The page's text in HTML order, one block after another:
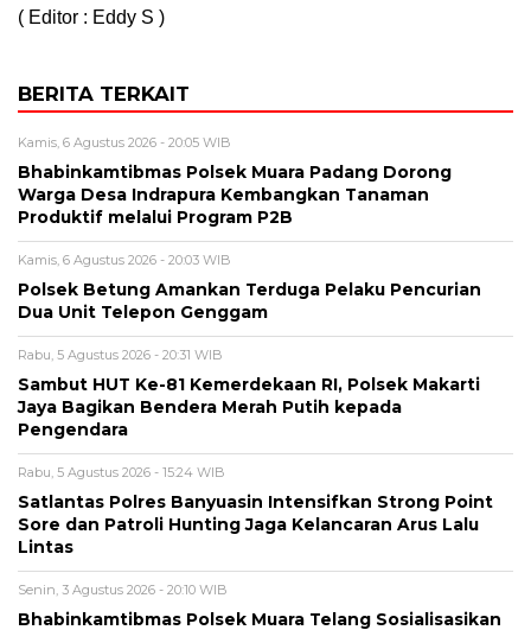
( Editor : Eddy S )
BERITA TERKAIT
Kamis, 6 Agustus 2026 - 20:05 WIB
Bhabinkamtibmas Polsek Muara Padang Dorong
Warga Desa Indrapura Kembangkan Tanaman
Produktif melalui Program P2B
Kamis, 6 Agustus 2026 - 20:03 WIB
Polsek Betung Amankan Terduga Pelaku Pencurian
Dua Unit Telepon Genggam
Rabu, 5 Agustus 2026 - 20:31 WIB
Sambut HUT Ke-81 Kemerdekaan RI, Polsek Makarti
Jaya Bagikan Bendera Merah Putih kepada
Pengendara
Rabu, 5 Agustus 2026 - 15:24 WIB
Satlantas Polres Banyuasin Intensifkan Strong Point
Sore dan Patroli Hunting Jaga Kelancaran Arus Lalu
Lintas
Senin, 3 Agustus 2026 - 20:10 WIB
Bhabinkamtibmas Polsek Muara Telang Sosialisasikan